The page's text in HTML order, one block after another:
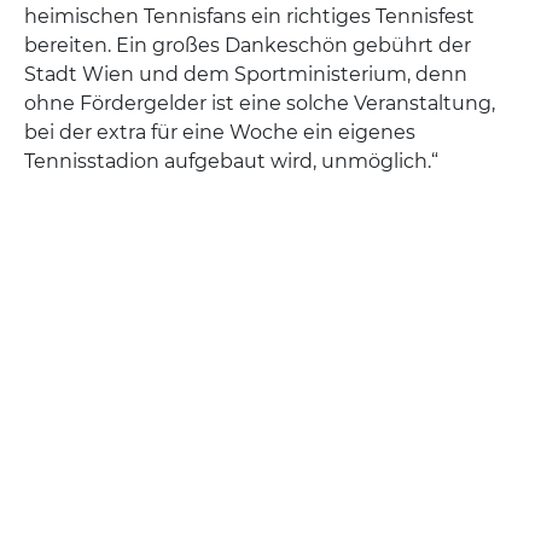
heimischen Tennisfans ein richtiges Tennisfest
bereiten. Ein großes Dankeschön gebührt der
Stadt Wien und dem Sportministerium, denn
ohne Fördergelder ist eine solche Veranstaltung,
bei der extra für eine Woche ein eigenes
Tennisstadion aufgebaut wird, unmöglich.“